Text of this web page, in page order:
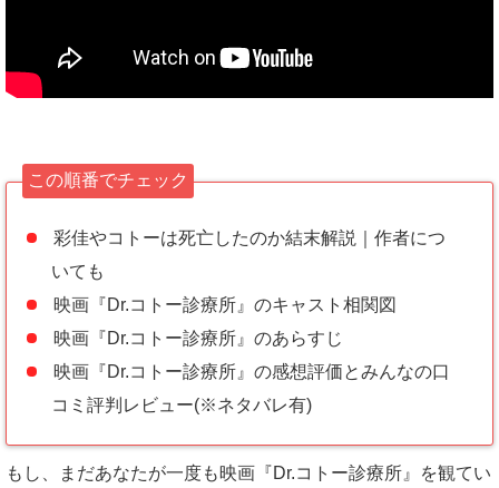
この順番でチェック
彩佳やコトーは死亡したのか結末解説｜作者につ
いても
映画『Dr.コトー診療所』のキャスト相関図
映画『Dr.コトー診療所』のあらすじ
映画『Dr.コトー診療所』の感想評価とみんなの口
コミ評判レビュー(※ネタバレ有)
もし、まだあなたが一度も映画『Dr.コトー診療所』を観てい